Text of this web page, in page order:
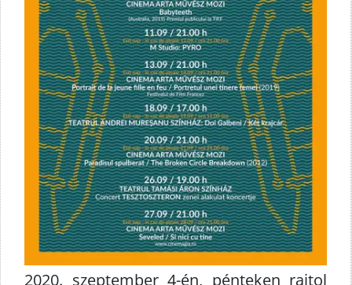
2020. szeptember 4-én, pénteken rajtol